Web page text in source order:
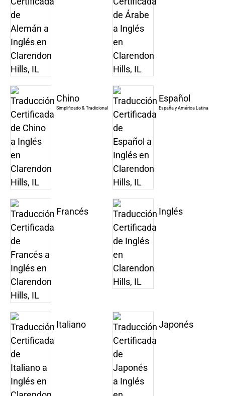
Chino
Simplificado & Tradicional
Español
España y América Latina
Francés Inglés
Italiano Japonés